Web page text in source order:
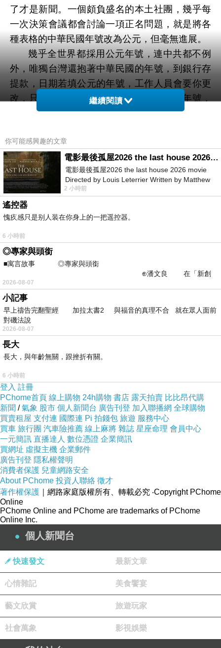
了才是新聞。一個頗負盛名的本土社團，幾乎每
一次決策會議都會討論一項正名問題，就是將各
種表格的中華民國年號改為公元，但毫無進展。
幾乎全世界都採用公元年號，連中共都不例
外，唯獨台灣還抱著中華民國的年號，到銀行存
提款，日期若填公元的年號，工作人員會要你更
改，只有郵局的表格上面沒有標中華民國年號，
所以可填公元或中華民國的年號。
是要與國際接軌，慣用公元年號的人，要他填中
華民國幾年真的會昏了頭，可是台灣各機構堅持
要用中華民國的年號。台大醫院及慈濟醫院為了
與國際社會接軌，主動改為公元，因為醫療體系
牽涉國際社會的流通，日期標中華民國的年號難
以接軌。
事實上民進黨不願意配合乃有其苦衷，因該黨進
入中華民國體制參政，一直與中國國民黨爭政
權，中國國民黨的武器就是宣告民進黨非中華民
國正統，造成民進黨不敢丟棄「中華民國」這個
神主牌。
（作者為中山大學退休教授、台灣安全促進會會
長）
http://mypaper.pchome.com.tw/news/mhchen0201
呆丸哈哈哈
台灣價值？ 黃創夏曝光民進黨的「進步新
憲」！
2018-09-22 中時電子報 李俊毅
http://www.chinatimes.com/realtimenews/
促轉會前副主委張天欽近期言論，因密謀當選戰打
起藍綠撻伐而下台。資深媒體人黃創夏說，正義轉
型，是基於民進黨認知的「台灣價值」，並提了一
組進步「新憲」。
張天欽日前遭周刊爆料稱，8月24日下午，張天欽召
繼續閱讀
你可能感興趣的文章
電影最後孤屋2026 the last house 2026 movie
電影最後孤屋2026 the last house 2026 movie
Directed by Louis Leterrier Written by Matthew
Robinson Starring Greta Lee Wa
2 小時前
遙控器
愧疚感只是别人装在你身上的一把遥控器。
6 小時前
◎專家與頭銜
■寓言故事 ◎專家與頭銜
⊕潘文良 在「新創
之谷」裡——
2026-08-07
小記事
早上禱告完翻聖經 加拉太書2 與福音的真理不合 就在眾人面前
對磯法說
2026-08-07
長大
長大，與年齡無關，跟挫折有關。
6 小時前
登入 註冊
PChome首頁 線上購物 24h購物 書店 露天拍賣 比比昂代購
新聞 /氣象 股市 個人新聞台 廣告刊登 加入聯播網 全球購物
買賣租屋 支付連 國際連 Pi 拍錢包 旅遊 服務中心
買車 旅行團 汽車險推薦 線上麻將 雜誌 星座命理 會員中心
一元簡訊 直播達人 數位憑證 企業簡訊
買網址 虛擬主機 企業郵件
廣告刊登 隱私權聲明
消費者保護 兒童網路安全
About PChome 投資人聯絡 徵才
著作權保護 ｜網路家庭版權所有、轉載必究 ‧Copyright PChome
Online
PChome Online and PChome are trademarks of PChome
Online Inc.
個人新聞台
快速發文 最新文章
心情雜記 美食饗宴
藝文欣賞 旅遊玩家
社會萬象 影視娛樂